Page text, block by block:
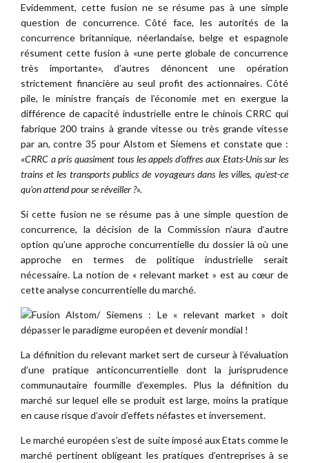
Evidemment, cette fusion ne se résume pas à une simple
question de concurrence. Côté face, les autorités de la
concurrence britannique, néerlandaise, belge et espagnole
résument cette fusion à «une perte globale de concurrence
très importante», d’autres dénoncent une opération
strictement financière au seul profit des actionnaires. Côté
pile, le ministre français de l’économie met en exergue la
différence de capacité industrielle entre le chinois CRRC qui
fabrique 200 trains à grande vitesse ou très grande vitesse
par an, contre 35 pour Alstom et Siemens et constate que :
«CRRC a pris quasiment tous les appels d’offres aux Etats-Unis sur les
trains et les transports publics de voyageurs dans les villes, qu’est-ce
qu’on attend pour se réveiller ?».
Si cette fusion ne se résume pas à une simple question de
concurrence, la décision de la Commission n’aura d’autre
option qu’une approche concurrentielle du dossier là où une
approche en termes de politique industrielle serait
nécessaire. La notion de « relevant market » est au cœur de
cette analyse concurrentielle du marché.
La définition du relevant market sert de curseur à l’évaluation
d’une pratique anticoncurrentielle dont la jurisprudence
communautaire fourmille d’exemples. Plus la définition du
marché sur lequel elle se produit est large, moins la pratique
en cause risque d’avoir d’effets néfastes et inversement.
Le marché européen s’est de suite imposé aux Etats comme le
marché pertinent obligeant les pratiques d’entreprises à se